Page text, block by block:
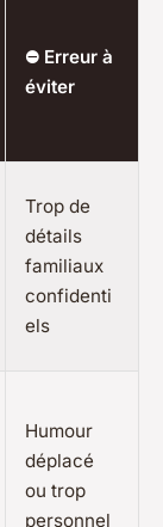
⛔ Erreur à
éviter
Trop de
détails
familiaux
confidenti
els
Humour
déplacé
ou trop
personnel